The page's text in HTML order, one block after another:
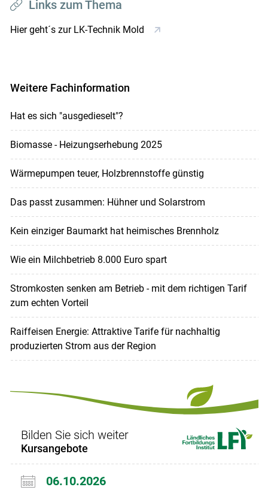
Links zum Thema
Hier geht´s zur LK-Technik Mold
Weitere Fachinformation
Hat es sich "ausgedieselt"?
Biomasse - Heizungserhebung 2025
Wärmepumpen teuer, Holzbrennstoffe günstig
Das passt zusammen: Hühner und Solarstrom
Kein einziger Baumarkt hat heimisches Brennholz
Wie ein Milchbetrieb 8.000 Euro spart
Stromkosten senken am Betrieb - mit dem richtigen Tarif
zum echten Vorteil
Raiffeisen Energie: Attraktive Tarife für nachhaltig
produzierten Strom aus der Region
Bilden Sie sich weiter
Kursangebote
06.10.2026